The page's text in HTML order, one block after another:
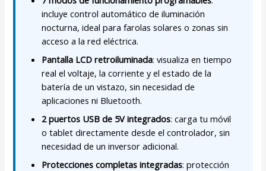
incluye control automático de iluminación
nocturna, ideal para farolas solares o zonas sin
acceso a la red eléctrica.
Pantalla LCD retroiluminada: visualiza en tiempo
real el voltaje, la corriente y el estado de la
batería de un vistazo, sin necesidad de
aplicaciones ni Bluetooth.
2 puertos USB de 5V integrados: carga tu móvil
o tablet directamente desde el controlador, sin
necesidad de un inversor adicional.
Protecciones completas integradas: protección